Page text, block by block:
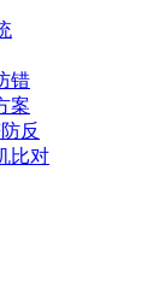
错
案
反
比对